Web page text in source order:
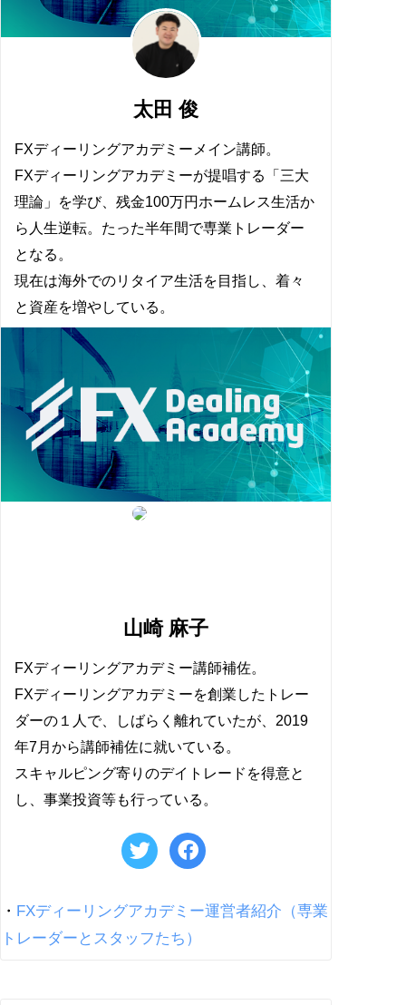
太田 俊
FXディーリングアカデミーメイン講師。
FXディーリングアカデミーが提唱する「三大
理論」を学び、残金100万円ホームレス生活か
ら人生逆転。たった半年間で専業トレーダー
となる。
現在は海外でのリタイア生活を目指し、着々
と資産を増やしている。
山崎 麻子
FXディーリングアカデミー講師補佐。
FXディーリングアカデミーを創業したトレー
ダーの１人で、しばらく離れていたが、2019
年7月から講師補佐に就いている。
スキャルピング寄りのデイトレードを得意と
し、事業投資等も行っている。
・ FXディーリングアカデミー運営者紹介（専業
トレーダーとスタッフたち）